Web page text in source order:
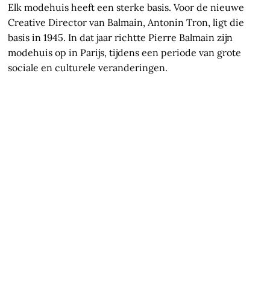
Elk modehuis heeft een sterke basis. Voor de nieuwe
Creative Director van Balmain, Antonin Tron, ligt die
basis in 1945. In dat jaar richtte Pierre Balmain zijn
modehuis op in Parijs, tijdens een periode van grote
sociale en culturele veranderingen.